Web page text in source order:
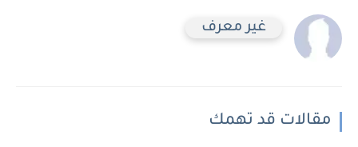
غير معرف
مقالات قد تهمك